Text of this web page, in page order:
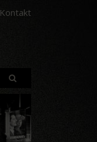
Kontakt